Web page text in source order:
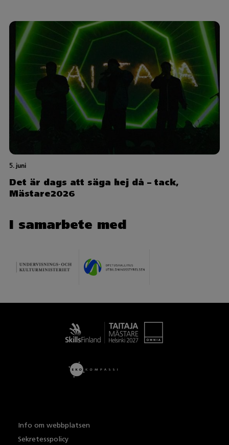
5. juni
Det är dags att säga hej då – tack,
Mästare2026
I samarbete med
Info om webbplatsen
Sekretesspolicy